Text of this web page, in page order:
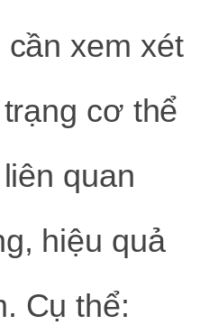
xem xét
cơ thể
quan
hiệu quả
Cụ thể: